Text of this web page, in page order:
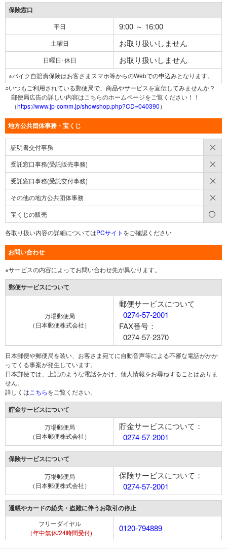
保険窓口
平日 9:00 ～ 16:00
土曜日 お取り扱いしません
日曜日･休日 お取り扱いしません
※バイク自賠責保険はお客さまスマホ等からのWebでの申込みとなります。
○いつもご利用されている郵便局で、商品やサービスを宣伝してみませんか？
郵便局広告の詳しい内容はこちらのホームページをご覧ください！！
（https://www.jp-comm.jp/showshop.php?CD=040390）
地方公共団体事務・宝くじ
証明書交付事務
受託窓口事務(受託販売事務)
受託窓口事務(受託交付事務)
その他の地方公共団体事務
宝くじの販売
各取り扱い内容の詳細についてはPCサイト をご確認ください
お問い合わせ
※サービスの内容によってお問い合わせ先が異なります。
郵便サービスについて
万場郵便局
（日本郵便株式会社）
郵便サービスについて
0274-57-2001
FAX番号：
0274-57-2370
日本郵便や郵便局を装い、お客さま宛てに自動音声等による不審な電話がかか
ってくる事案が発生しています。
日本郵便では、上記のような電話をかけ、個人情報をお尋ねすることはありま
せん。
詳しくは こちらをご覧ください。
貯金サービスについて
万場郵便局
（日本郵便株式会社）
貯金サービスについて：
0274-57-2001
保険サービスについて
万場郵便局
（日本郵便株式会社）
保険サービスについて：
0274-57-2001
通帳やカードの紛失・盗難に伴うお取引の停止
フリーダイヤル
（年中無休/24時間受付)
0120-794889